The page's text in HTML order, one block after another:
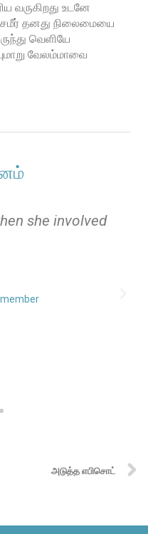
வருகிறது உடனே
சமீர் தனது நிலைமையை
வெளியே
வேலம்மாவை
she involved
அடுத்த எபிசொட்